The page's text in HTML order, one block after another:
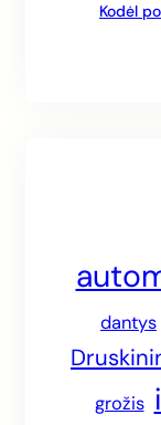
Kodėl
dantys
grožis